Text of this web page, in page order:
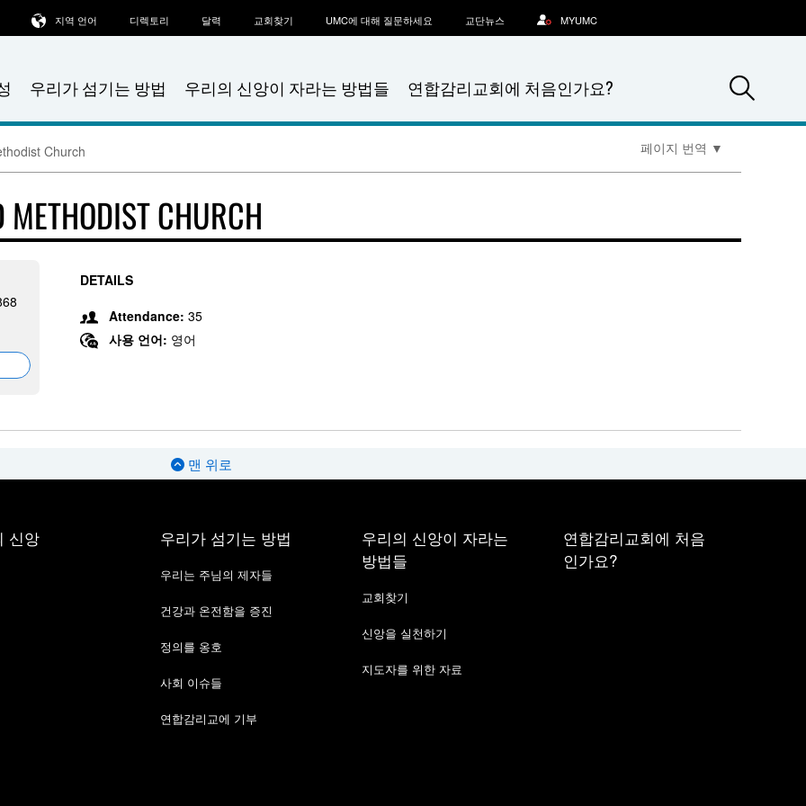
우리가 섬기는 방법 우리의 신앙이 자라는 방법들 연합감리교회에 처음인가요?
지역 언어 디렉토리 달력 교회찾기 UMC에 대해 질문하세요 교단뉴스 MYUMC
Church 페이지 번역 ▼
CHURCH
DETAILS
Attendance: 35
사용 언어: 영어
맨 위로
신앙 우리가 섬기는 방법
우리는 주님의 제자들
건강과 온전함을 증진
정의를 옹호
사회 이슈들
연합감리교에 기부
우리의 신앙이 자라는
방법들
교회찾기
신앙을 실천하기
지도자를 위한 자료
연합감리교회에 처음
인가요?